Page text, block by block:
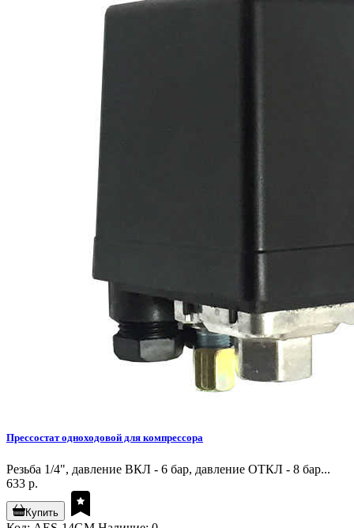
Прессостат одноходовой для компрессора
Резьба 1/4", давление ВКЛ - 6 бар, давление ОТКЛ - 8 бар...
633 р.
Купить